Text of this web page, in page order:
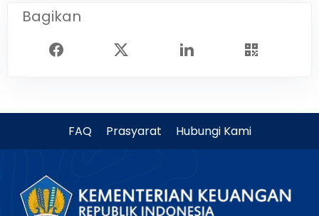
Bagikan
FAQ Prasyarat Hubungi Kami